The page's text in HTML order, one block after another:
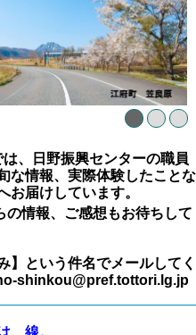
、日野振興センターの職員
な情報、実際体験したことな
お届けしています。
の情報、ご感想もお待ちして
】という件名でメールしてく
shinkou@pref.tottori.lg.jp
、線。